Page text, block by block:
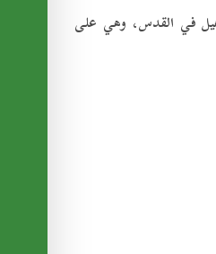
في القدس، وهي على